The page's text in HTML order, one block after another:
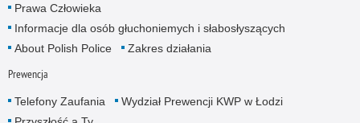
Prawa Człowieka
Informacje dla osób głuchoniemych i słabosłyszących
About Polish Police
Zakres działania
Prewencja
Telefony Zaufania
Wydział Prewencji KWP w Łodzi